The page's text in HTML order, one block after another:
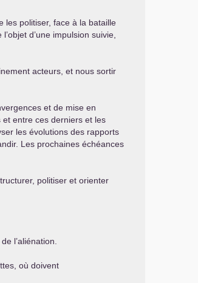
les politiser, face à la bataille
d’une impulsion suivie,
acteurs, et nous sortir
et de mise en
entre ces derniers et les
les évolutions des rapports
Les prochaines échéances
politiser et orienter
l’aliénation.
où doivent